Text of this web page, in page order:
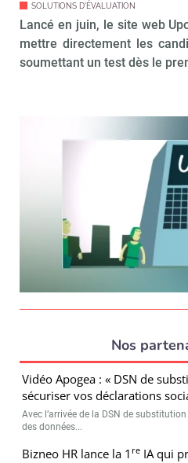
SOLUTIONS D'ÉVALUATION
Lancé en juin, le site web
mettre directement les
soumettant un test dès le
Nos
Vidéo Apogea : « DSN de
sécuriser vos déclarations
Avec l’arrivée de la DSN de
des données...
Bizneo HR lance la 1 re IA qui